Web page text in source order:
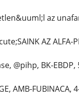
az
AZ
@pihp, BK-EBDP,
AMB-FUBINACA,